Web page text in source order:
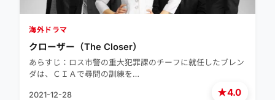
★4.0
海外ドラマ
クローザー（The Closer）
あらすじ：ロス市警の重大犯罪課のチーフに就任したブレン
ダは、ＣＩＡで尋問の訓練を…
2021-12-28